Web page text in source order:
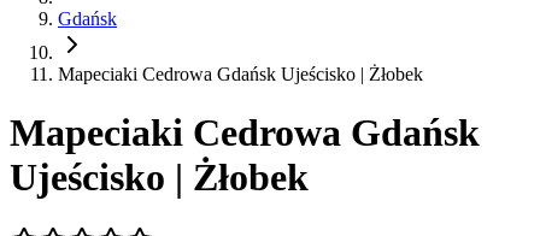
Gdańsk
Mapeciaki Cedrowa Gdańsk Ujeścisko | Żłobek
Mapeciaki Cedrowa Gdańsk
Ujeścisko | Żłobek